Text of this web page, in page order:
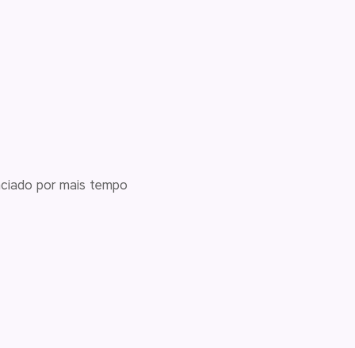
por mais tempo